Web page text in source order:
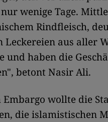
wenige Tage.
Rindfleisch,
Leckereien aus aller
und haben die
betont Nasir Ali.
wollte die
die islamistischen